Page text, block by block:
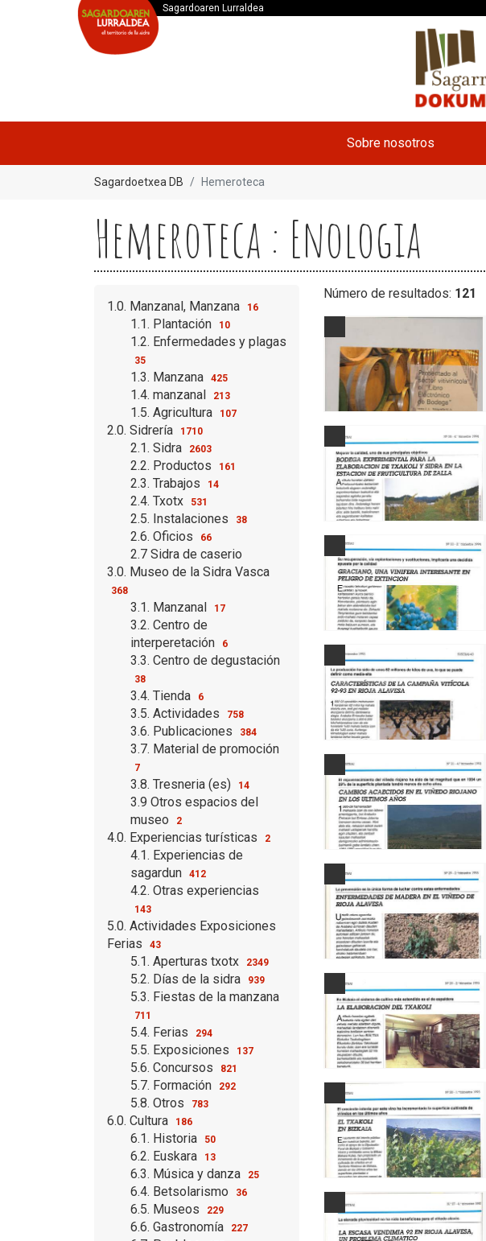
Sagardoaren Lurraldea
Sobre nosotros
Sagardoetxea DB Hemeroteca
Hemeroteca : Enologia
1.0. Manzanal, Manzana 16
1.1. Plantación 10
1.2. Enfermedades y plagas
35
1.3. Manzana 425
1.4. manzanal 213
1.5. Agricultura 107
2.0. Sidrería 1710
2.1. Sidra 2603
2.2. Productos 161
2.3. Trabajos 14
2.4. Txotx 531
2.5. Instalaciones 38
2.6. Oficios 66
2.7 Sidra de caserio
3.0. Museo de la Sidra Vasca
368
3.1. Manzanal 17
3.2. Centro de
interperetación
6
3.3. Centro de degustación
38
3.4. Tienda 6
3.5. Actividades 758
3.6. Publicaciones 384
3.7. Material de promoción
7
3.8. Tresneria (es) 14
3.9 Otros espacios del
museo
2
4.0. Experiencias turísticas 2
4.1. Experiencias de
sagardun
412
4.2. Otras experiencias
143
5.0. Actividades Exposiciones
Ferias
43
5.1. Aperturas txotx 2349
5.2. Días de la sidra 939
5.3. Fiestas de la manzana
711
5.4. Ferias 294
5.5. Exposiciones 137
5.6. Concursos 821
5.7. Formación 292
5.8. Otros 783
6.0. Cultura 186
6.1. Historia 50
6.2. Euskara 13
6.3. Música y danza 25
6.4. Betsolarismo 36
6.5. Museos 229
6.6. Gastronomía 227
Número de resultados: 121